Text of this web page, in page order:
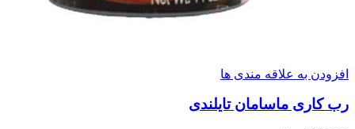
افزودن به علاقه مندی ها
رب کاری ماسامان تایلندی